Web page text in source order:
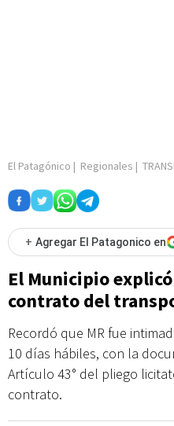
El Patagónico | Regionales |
+ Agregar El Patagonico en
El Municipio
contrato del
Recordó que MR fue
10 días hábiles, con la
Artículo 43° del pliego
contrato.